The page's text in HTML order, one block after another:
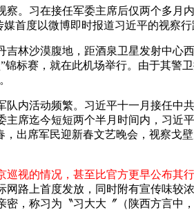
。习在接任军委主席后仅两个多月
首度以微博即时报道习近平的视察行
林沙漠腹地，距酒泉卫星发射中心
标赛，就在此机场举行。由于其警
内活动频繁。习近平十一月接任中
主席迄今短短两个半月时间内，习近
出席军民迎新春文艺晚会，视察戈壁
巡视的情况，甚至比官方更早公布其行
路上首度发放，同时附有宣传味较
，称习为〝习大大〞（陕西方言中